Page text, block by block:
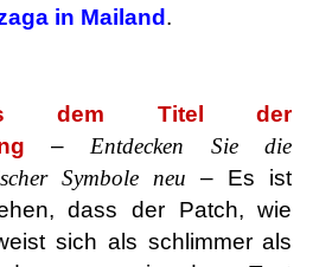
in Mailand .
dem Titel der
– Entdecken Sie die
Symbole neu – Es ist
dass der Patch, wie
sich als schlimmer als